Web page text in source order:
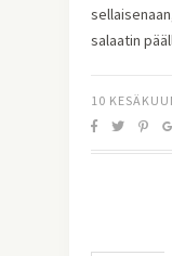
salaatin
10